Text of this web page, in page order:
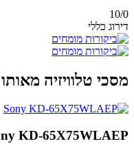
10/0
דירוג כללי
מסכי טלוויזיה
KD-65X75WLAEP